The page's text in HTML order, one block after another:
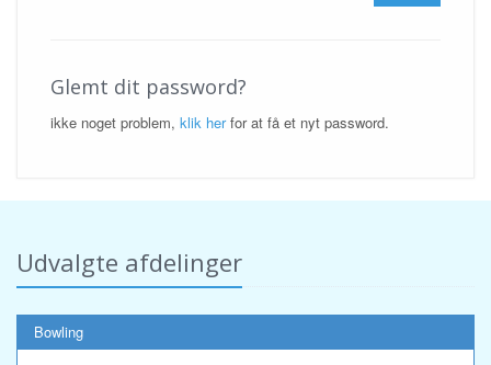
Glemt dit password?
ikke noget problem, klik herfor at få et nyt password.
Udvalgte afdelinger
Bowling